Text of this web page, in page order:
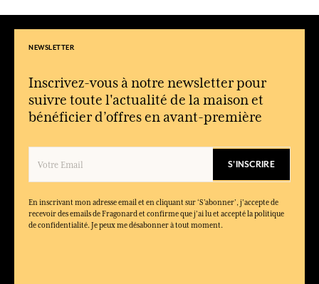
NEWSLETTER
Inscrivez-vous à notre newsletter pour
suivre toute l'actualité de la maison et
bénéficier d’offres en avant-première
S'INSCRIRE
En inscrivant mon adresse email et en cliquant sur ‘S’abonner’, j'accepte de
recevoir des emails de Fragonard et confirme que j'ai lu et accepté la politique
de confidentialité. Je peux me désabonner à tout moment.